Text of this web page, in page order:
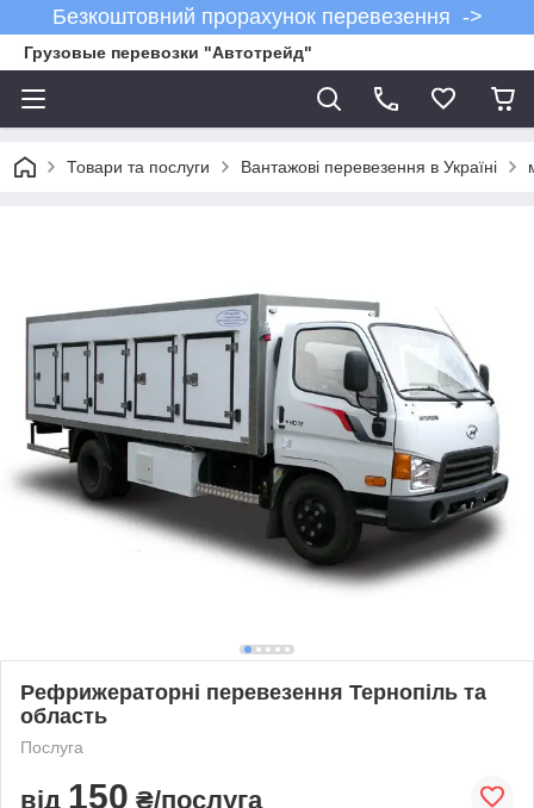
Безкоштовний прорахунок перевезення ->
Грузовые перевозки "Автотрейд"
Товари та послуги Вантажові перевезення в Україні
Рефрижераторні перевезення Тернопіль та
область
Послуга
від 150 ₴/послуга